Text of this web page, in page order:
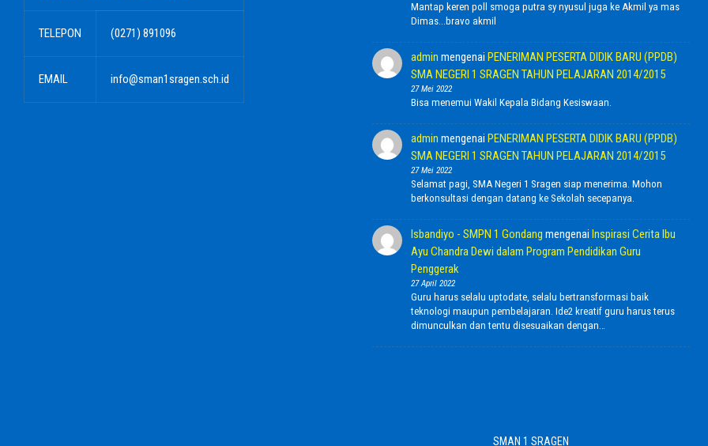
TELEPON (0271) 891096
EMAIL info@sman1sragen.sch.id
Mantap keren poll smoga putra sy nyusul juga ke Akmil ya mas
Dimas...bravo akmil
admin mengenaiPENERIMAN PESERTA DIDIK BARU (PPDB)
SMA NEGERI 1 SRAGEN TAHUN PELAJARAN 2014/2015
27 Mei 2022
Bisa menemui Wakil Kepala Bidang Kesiswaan.
admin mengenaiPENERIMAN PESERTA DIDIK BARU (PPDB)
SMA NEGERI 1 SRAGEN TAHUN PELAJARAN 2014/2015
27 Mei 2022
Selamat pagi, SMA Negeri 1 Sragen siap menerima. Mohon
berkonsultasi dengan datang ke Sekolah secepanya.
Isbandiyo - SMPN 1 Gondang mengenaiInspirasi Cerita Ibu
Ayu Chandra Dewi dalam Program Pendidikan Guru
Penggerak
27 April 2022
Guru harus selalu uptodate, selalu bertransformasi baik
teknologi maupun pembelajaran. Ide2 kreatif guru harus terus
dimunculkan dan tentu disesuaikan dengan…
SMAN 1 SRAGEN